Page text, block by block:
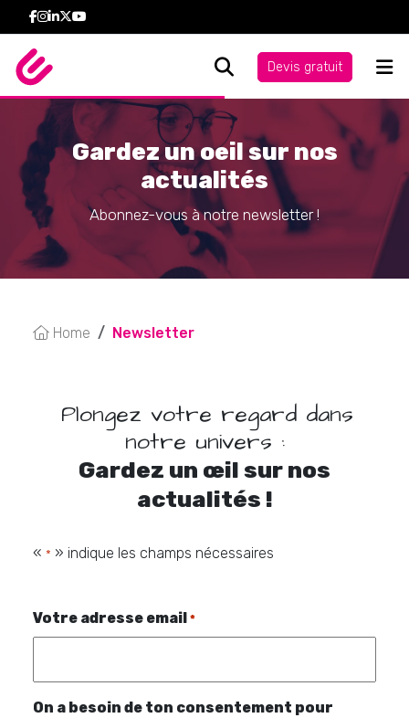
Devis gratuit
Gardez un oeil sur nos
actualités
Abonnez-vous à notre newsletter !
Home Newsletter
Plongez votre regard dans
notre univers :
Gardez un œil sur nos
actualités !
« * » indique les champs nécessaires
Votre adresse email *
On a besoin de ton consentement pour